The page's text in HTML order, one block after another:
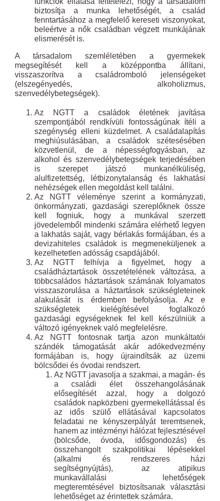
biztosítja a munka lehetőségét, a család
fenntartásához a megfelelő kereseti viszonyokat,
beleértve a nők családban végzett munkájának
elismerését is.
A társadalom szemléletében a gyermekek
megsegítését kell a középpontba állítani,
visszaszorítva a családromboló jelenségeket
(elszegényedés, alkoholizmus,
szenvedélybetegségek).
Az NGTT a családok életének javítása
szempontjából rendkívüli fontosságúnak ítéli a
szegénység elleni küzdelmet. A családalapítás
meghiúsulásában, a családok szétesésében
közvetlenül, de a népességfogyásban, az
alkohol és szenvedélybetegségek terjedésében
is szerepet játszó munkanélküliség,
alulfizetettség, létbizonytalanság és lakhatási
nehézségek ellen megoldást kell találni.
Az NGTT véleménye szerint a kormányzati,
önkormányzati, gazdasági szereplőknek össze
kell fogniuk, hogy a munkával szerzett
jövedelemből mindenki számára elérhető legyen
a lakhatás saját, vagy bérlakás formájában, és a
devizahiteles családok is megmeneküljenek a
kezelhetetlen adósság csapdájából.
Az NGTT felhívja a figyelmet, hogy a
családháztartások összetételének változása, a
többcsaládos háztartások számának folyamatos
visszaszorulása a háztartások szükségleteinek
alakulását is érdemben befolyásolja. Az e
szükségletek kielégítésével foglalkozó
gazdasági egységeknek fel kell készülniük a
változó igényeknek való megfelelésre.
Az NGTT fontosnak tartja azon munkáltatói
szándék támogatását akár adókedvezmény
formájában is, hogy újraindítsák az üzemi
bölcsődei és óvodai rendszert.
Az NGTT javasolja a szakmai, a magán- és
a családi élet összehangolásának
elősegítését azzal, hogy a dolgozó
családok napközbeni gyermekellátással és
az idős szülő ellátásával kapcsolatos
feladatai ne kényszerpályát teremtsenek,
hanem az intézményi hálózat fejlesztésével
(bölcsőde, óvoda, idősgondozás) és
összehangolt szakpolitikai lépésekkel
(alkalmi és rendszeres házi
segítségnyújtás), az atipikus
munkavállalási lehetőségek
megteremtésével biztosítsanak választási
lehetőséget az érintettek számára.